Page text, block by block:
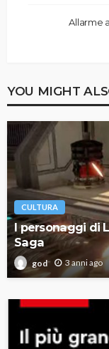
Allarme
YOU MIGHT
CULTURA
I personaggi di
Saga
god 3 anni ago